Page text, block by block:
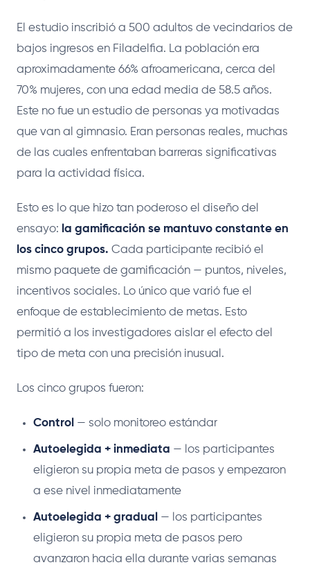
El estudio inscribió a 500 adultos de vecindarios de
bajos ingresos en Filadelfia. La población era
aproximadamente 66% afroamericana, cerca del
70% mujeres, con una edad media de 58.5 años.
Este no fue un estudio de personas ya motivadas
que van al gimnasio. Eran personas reales, muchas
de las cuales enfrentaban barreras significativas
para la actividad física.
Esto es lo que hizo tan poderoso el diseño del
ensayo: la gamificación se mantuvo constante en
los cinco grupos. Cada participante recibió el
mismo paquete de gamificación — puntos, niveles,
incentivos sociales. Lo único que varió fue el
enfoque de establecimiento de metas. Esto
permitió a los investigadores aislar el efecto del
tipo de meta con una precisión inusual.
Los cinco grupos fueron:
Control — solo monitoreo estándar
Autoelegida + inmediata — los participantes
eligieron su propia meta de pasos y empezaron
a ese nivel inmediatamente
Autoelegida + gradual — los participantes
eligieron su propia meta de pasos pero
avanzaron hacia ella durante varias semanas